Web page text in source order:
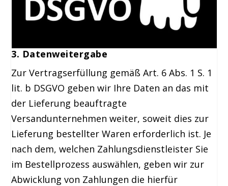
3. Datenweitergabe
Zur Vertragserfüllung gemäß Art. 6 Abs. 1 S. 1
lit. b DSGVO geben wir Ihre Daten an das mit
der Lieferung beauftragte
Versandunternehmen weiter, soweit dies zur
Lieferung bestellter Waren erforderlich ist. Je
nach dem, welchen Zahlungsdienstleister Sie
im Bestellprozess auswählen, geben wir zur
Abwicklung von Zahlungen die hierfür